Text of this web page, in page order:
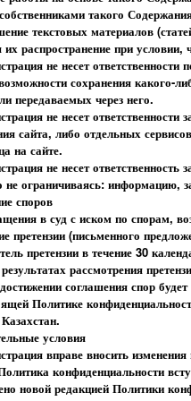
такого
текстовых материалов
их распространение при
не несет
сохранения какого-
передаваемых через него.
не несет
сайта, либо отдельных
на сайте.
не несет
ограничиваясь: информацию,
споров
в суд с иском по спорам,
претензии (письменного
претензии в течение 30
рассмотрения
соглашения спор
Политике
условия
вправе вносить
конфиденциальности
новой редакцией Политики